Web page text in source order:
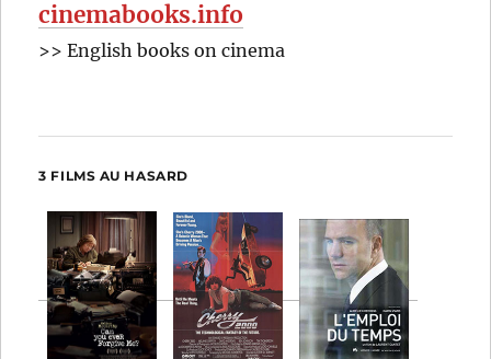
cinemabooks.info
>> English books on cinema
3 FILMS AU HASARD